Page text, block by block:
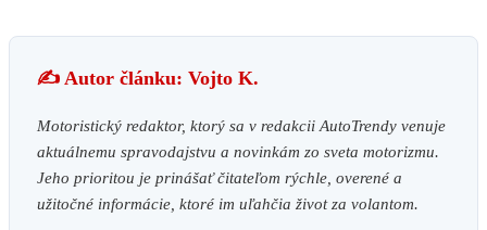
✍️ Autor článku: Vojto K.
Motoristický redaktor, ktorý sa v redakcii AutoTrendy venuje
aktuálnemu spravodajstvu a novinkám zo sveta motorizmu.
Jeho prioritou je prinášať čitateľom rýchle, overené a
užitočné informácie, ktoré im uľahčia život za volantom.